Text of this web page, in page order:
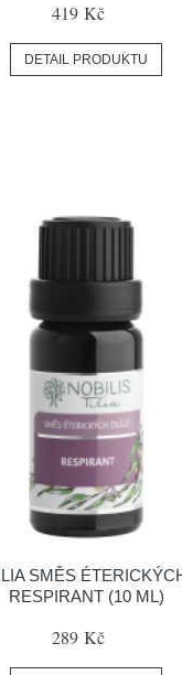
419 Kč
DETAIL PRODUKTU
SMĚS
RESPIRANT (10 ML)
289 Kč